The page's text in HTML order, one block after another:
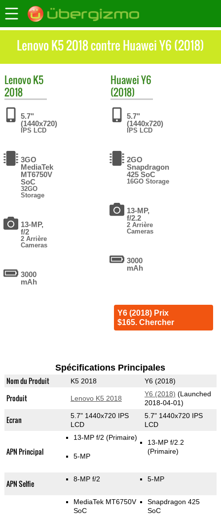
Lenovo K5 2018 contre Huawei Y6 (2018)
LenovoK5
2018
5.7"
(1440x720)
IPS LCD
3GO
MediaTek
MT6750V
SoC
32GO
Storage
13-MP,
f/2
2 Arrière
Cameras
3000
mAh
HuaweiY6
(2018)
5.7"
(1440x720)
IPS LCD
2GO
Snapdragon
425 SoC
16GO Storage
13-MP,
f/2.2
2 Arrière
Cameras
3000
mAh
Y6 (2018) Prix
$165. Chercher
Spécifications Principales
Nom du Produit K5 2018 Y6 (2018)
Produit Lenovo K5 2018
Y6 (2018) (Launched
2018-04-01)
Ecran
5.7" 1440x720 IPS
LCD
5.7" 1440x720 IPS
LCD
APN Principal
13-MP f/2 (Primaire)
5-MP
13-MP f/2.2
(Primaire)
APN Selfie 8-MP f/2 5-MP
MediaTek MT6750V
SoC
Snapdragon 425
SoC